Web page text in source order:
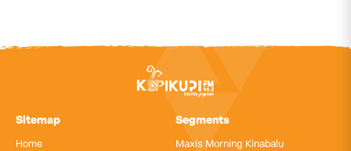
Sitemap
Home
Segments
Maxis Morning Kinabalu